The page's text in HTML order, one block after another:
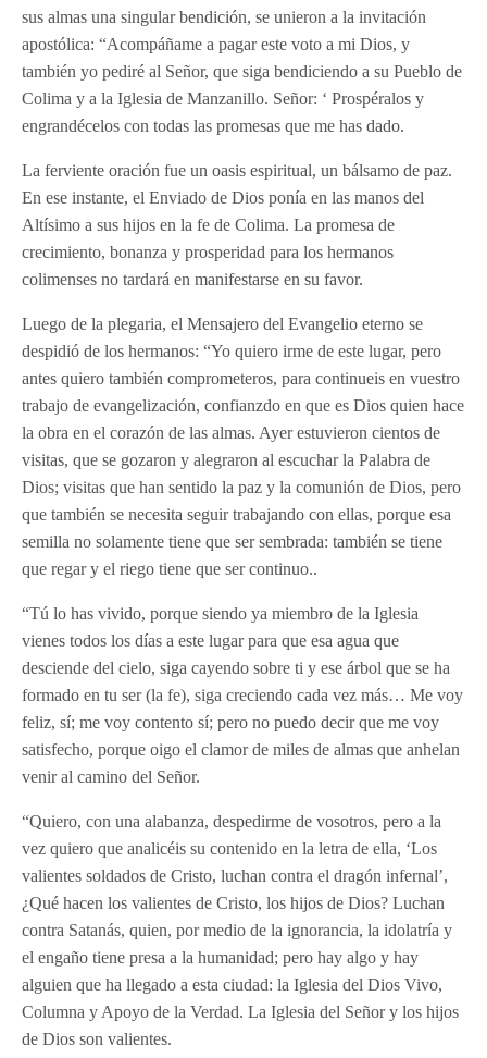
sus almas una singular bendición, se unieron a la invitación
apostólica: “Acompáñame a pagar este voto a mi Dios, y
también yo pediré al Señor, que siga bendiciendo a su Pueblo de
Colima y a la Iglesia de Manzanillo. Señor: ‘ Prospéralos y
engrandécelos con todas las promesas que me has dado.
La ferviente oración fue un oasis espiritual, un bálsamo de paz.
En ese instante, el Enviado de Dios ponía en las manos del
Altísimo a sus hijos en la fe de Colima. La promesa de
crecimiento, bonanza y prosperidad para los hermanos
colimenses no tardará en manifestarse en su favor.
Luego de la plegaria, el Mensajero del Evangelio eterno se
despidió de los hermanos: “Yo quiero irme de este lugar, pero
antes quiero también comprometeros, para continueis en vuestro
trabajo de evangelización, confianzdo en que es Dios quien hace
la obra en el corazón de las almas. Ayer estuvieron cientos de
visitas, que se gozaron y alegraron al escuchar la Palabra de
Dios; visitas que han sentido la paz y la comunión de Dios, pero
que también se necesita seguir trabajando con ellas, porque esa
semilla no solamente tiene que ser sembrada: también se tiene
que regar y el riego tiene que ser continuo..
“Tú lo has vivido, porque siendo ya miembro de la Iglesia
vienes todos los días a este lugar para que esa agua que
desciende del cielo, siga cayendo sobre ti y ese árbol que se ha
formado en tu ser (la fe), siga creciendo cada vez más… Me voy
feliz, sí; me voy contento sí; pero no puedo decir que me voy
satisfecho, porque oigo el clamor de miles de almas que anhelan
venir al camino del Señor.
“Quiero, con una alabanza, despedirme de vosotros, pero a la
vez quiero que analicéis su contenido en la letra de ella, ‘Los
valientes soldados de Cristo, luchan contra el dragón infernal’,
¿Qué hacen los valientes de Cristo, los hijos de Dios? Luchan
contra Satanás, quien, por medio de la ignorancia, la idolatría y
el engaño tiene presa a la humanidad; pero hay algo y hay
alguien que ha llegado a esta ciudad: la Iglesia del Dios Vivo,
Columna y Apoyo de la Verdad. La Iglesia del Señor y los hijos
de Dios son valientes.